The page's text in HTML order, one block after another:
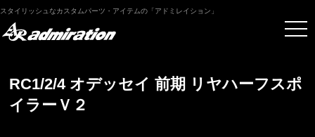
スタイリッシュなカスタムパーツ・アイテムの「アドミレイション」
RC1/2/4 オデッセイ 前期 リヤハーフスポ
イラーＶ２